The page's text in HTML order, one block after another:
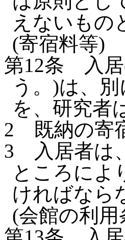
えないもの
(寄宿料等)
第12条
入
う。)は、
を、研究者
2
既納の寄
3
入居者は
ところによ
ければなら
(会館の利用